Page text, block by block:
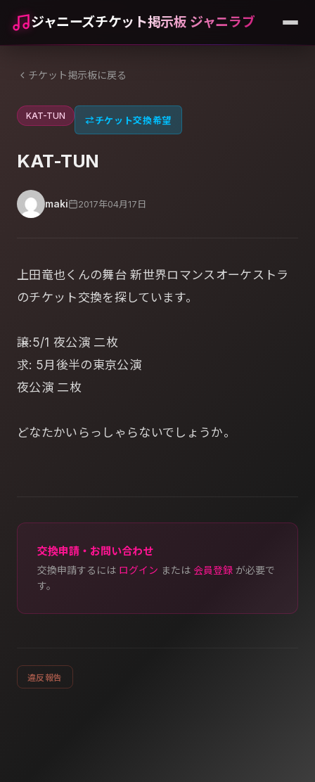
ジャニーズチケット掲示板 ジャニラブ
チケット掲示板に戻る
KAT-TUN ⇄チケット交換希望
KAT-TUN
maki 2017年04月17日
上田竜也くんの舞台 新世界ロマンスオーケストラ
のチケット交換を探しています。
譲:5/1 夜公演 二枚
求: 5月後半の東京公演
夜公演 二枚
どなたかいらっしゃらないでしょうか。
交換申請・お問い合わせ
交換申請するには ログイン または 会員登録 が必要で
す。
違反報告